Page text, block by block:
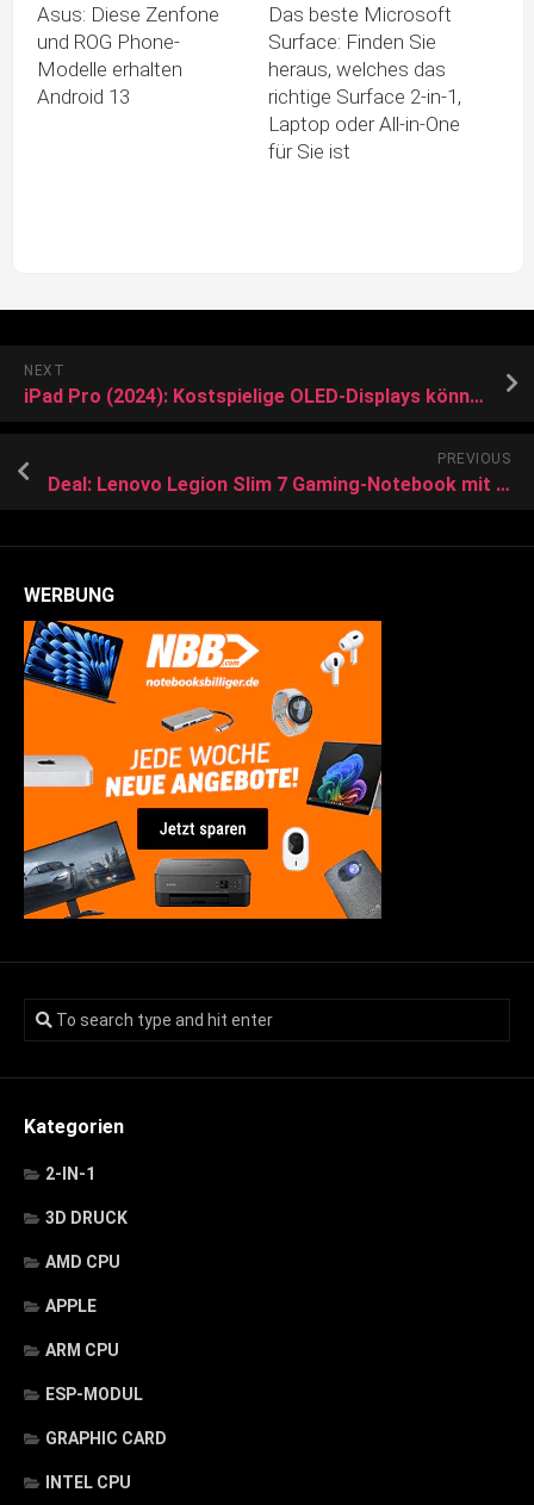
Asus: Diese Zenfone
und ROG Phone-
Modelle erhalten
Android 13
Das beste Microsoft
Surface: Finden Sie
heraus, welches das
richtige Surface 2-in-1,
Laptop oder All-in-One
für Sie ist
NEXT
iPad Pro (2024): Kostspielige OLED-Displays könnten den Preis in die Höhe treiben
PREVIOUS
Deal: Lenovo Legion Slim 7 Gaming-Notebook mit RTX 3070 mit 30% Rabatt im Angebot
WERBUNG
Kategorien
2-IN-1
3D DRUCK
AMD CPU
APPLE
ARM CPU
ESP-MODUL
GRAPHIC CARD
INTEL CPU